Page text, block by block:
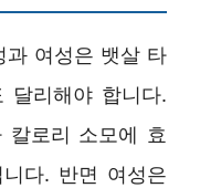
과 여성은 뱃살 타
달리해야 합니다.
칼로리 소모에 효
다. 반면 여성은